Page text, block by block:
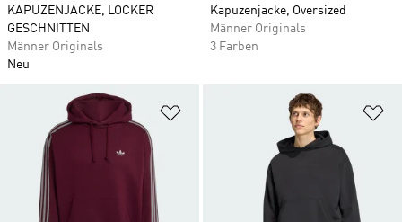
KAPUZENJACKE, LOCKER
GESCHNITTEN
Männer Originals
Neu
Kapuzenjacke, Oversized
Männer Originals
3 Farben
Zur Wunschliste hinzufügen